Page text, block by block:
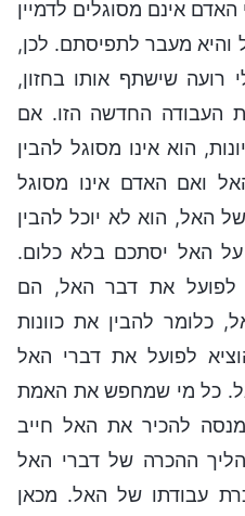
אינם מסוגלים לדמיין
מעבר לתפיסתם. לכן,
רועה שישתף אותו בחזון,
העבודה החדשה הזו. אם
הוא אינו מסוגל להבין
ואם האדם אינו מסוגל
האל, הוא לא יוכל להבין
על האל יסתכם בלא כלום.
לפועל את דבר האל, הם
כלומר להבין את כוונות
לפועל את דברי האל
כל מי שמחפש את האמת
להכיר את האל חייב
ההכרה של דברי האל
עבודתו של האל. מכאן